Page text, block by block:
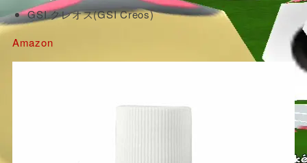
GSI クレオス(GSI Creos)
Amazon